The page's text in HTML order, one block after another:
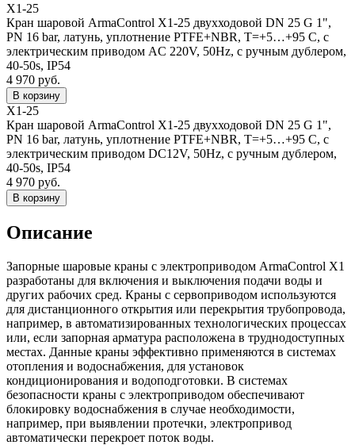
X1-25
Кран шаровой ArmaControl X1-25 двухходовой DN 25 G 1",
PN 16 bar, латунь, уплотнение PTFE+NBR, T=+5…+95 C, с
электрическим приводом AC 220V, 50Hz, с ручным дублером,
40-50s, IP54
4 970 руб.
X1-25
Кран шаровой ArmaControl X1-25 двухходовой DN 25 G 1",
PN 16 bar, латунь, уплотнение PTFE+NBR, T=+5…+95 C, с
электрическим приводом DC12V, 50Hz, с ручным дублером,
40-50s, IP54
4 970 руб.
Описание
Запорные шаровые краны с электроприводом ArmaControl X1
разработаны для включения и выключения подачи воды и
других рабочих сред. Краны с сервоприводом используются
для дистанционного открытия или перекрытия трубопровода,
например, в автоматизированных технологических процессах
или, если запорная арматура расположена в труднодоступных
местах. Данные краны эффективно применяются в системах
отопления и водоснабжения, для установок
кондиционирования и водоподготовки. В системах
безопасности краны с электроприводом обеспечивают
блокировку водоснабжения в случае необходимости,
например, при выявлении протечки, электропривод
автоматически перекроет поток воды.